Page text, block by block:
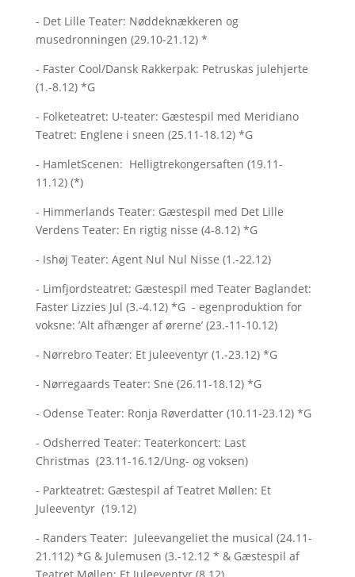
- Det Lille Teater: Nøddeknækkeren og
musedronningen (29.10-21.12) *
- Faster Cool/Dansk Rakkerpak: Petruskas julehjerte
(1.-8.12) *G
- Folketeatret: U-teater: Gæstespil med Meridiano
Teatret: Englene i sneen (25.11-18.12) *G
- HamletScenen: Helligtrekongersaften (19.11-
11.12) (*)
- Himmerlands Teater: Gæstespil med Det Lille
Verdens Teater: En rigtig nisse (4-8.12) *G
- Ishøj Teater: Agent Nul Nul Nisse (1.-22.12)
- Limfjordsteatret: Gæstespil med Teater Baglandet:
Faster Lizzies Jul (3.-4.12) *G - egenproduktion for
voksne: ’Alt afhænger af ørerne’ (23.-11-10.12)
- Nørrebro Teater: Et juleeventyr (1.-23.12) *G
- Nørregaards Teater: Sne (26.11-18.12) *G
- Odense Teater: Ronja Røverdatter (10.11-23.12) *G
- Odsherred Teater: Teaterkoncert: Last
Christmas (23.11-16.12/Ung- og voksen)
- Parkteatret: Gæstespil af Teatret Møllen: Et
Juleeventyr (19.12)
- Randers Teater: Juleevangeliet the musical (24.11-
21.112) *G & Julemusen (3.-12.12 * & Gæstespil af